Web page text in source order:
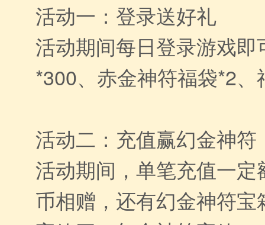
活动一：登录送好礼
活动期间每日登录游戏即
*300、赤金神符福袋*2
活动二：充值赢幻金神符
活动期间，单笔充值一
币相赠，还有幻金神符